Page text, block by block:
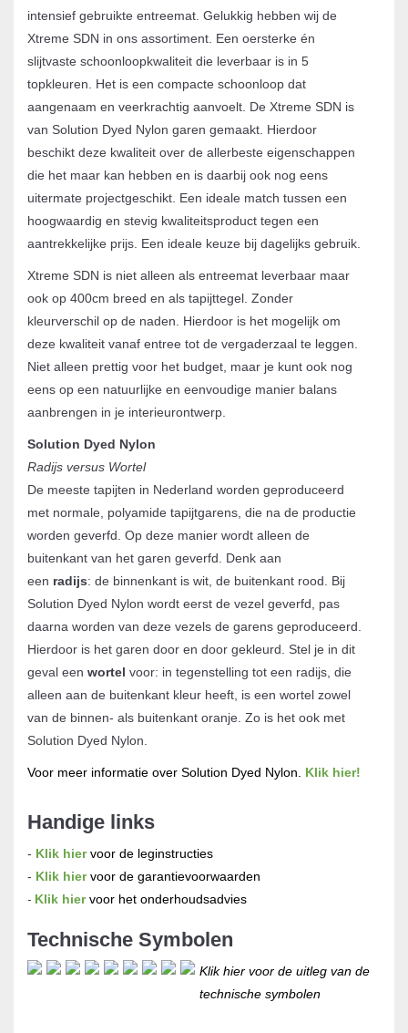
intensief gebruikte entreemat. Gelukkig hebben wij de
Xtreme SDN in ons assortiment. Een oersterke én
slijtvaste schoonloopkwaliteit die leverbaar is in 5
topkleuren. Het is een compacte schoonloop dat
aangenaam en veerkrachtig aanvoelt. De Xtreme SDN is
van Solution Dyed Nylon garen gemaakt. Hierdoor
beschikt deze kwaliteit over de allerbeste eigenschappen
die het maar kan hebben en is daarbij ook nog eens
uitermate projectgeschikt. Een ideale match tussen een
hoogwaardig en stevig kwaliteitsproduct tegen een
aantrekkelijke prijs. Een ideale keuze bij dagelijks gebruik.
Xtreme SDN is niet alleen als entreemat leverbaar maar
ook op 400cm breed en als tapijttegel. Zonder
kleurverschil op de naden. Hierdoor is het mogelijk om
deze kwaliteit vanaf entree tot de vergaderzaal te leggen.
Niet alleen prettig voor het budget, maar je kunt ook nog
eens op een natuurlijke en eenvoudige manier balans
aanbrengen in je interieurontwerp.
Solution Dyed Nylon
Radijs versus Wortel
De meeste tapijten in Nederland worden geproduceerd
met normale, polyamide tapijtgarens, die na de productie
worden geverfd. Op deze manier wordt alleen de
buitenkant van het garen geverfd. Denk aan
een radijs: de binnenkant is wit, de buitenkant rood. Bij
Solution Dyed Nylon wordt eerst de vezel geverfd, pas
daarna worden van deze vezels de garens geproduceerd.
Hierdoor is het garen door en door gekleurd. Stel je in dit
geval een wortel voor: in tegenstelling tot een radijs, die
alleen aan de buitenkant kleur heeft, is een wortel zowel
van de binnen- als buitenkant oranje. Zo is het ook met
Solution Dyed Nylon.
Voor meer informatie over Solution Dyed Nylon. Klik hier!
Handige links
- Klik hiervoor de leginstructies
- Klik hiervoor de garantievoorwaarden
- Klik hiervoor het onderhoudsadvies
Technische Symbolen
Klik hier voor de uitleg van de
technische symbolen